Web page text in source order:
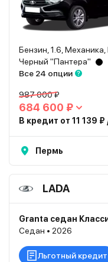
Бензин, 1.6,
Черный "Пантера"
Все 24 опции
987 000 ₽
684 600 ₽
В кредит от 11 139 ₽
Пермь
LADA
Granta седан
Седан • 2026
Льготный кредит